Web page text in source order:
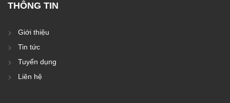
THÔNG TIN
Giới thiệu
Tin tức
Tuyển dụng
Liên hệ